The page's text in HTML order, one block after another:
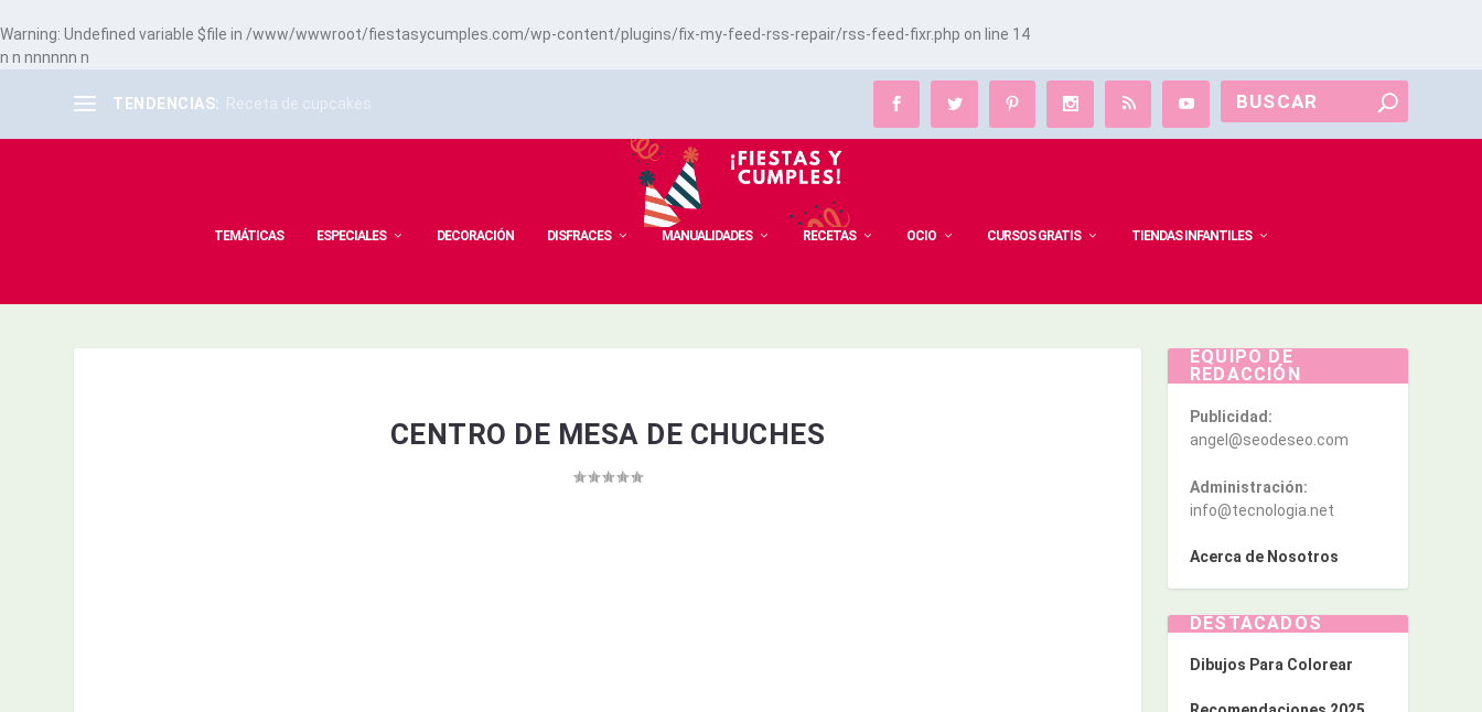
Warning: Undefined variable $file in /www/wwwroot/fiestasycumples.com/wp-content/plugins/fix-my-feed-rss-repair/rss-feed-fixr.php on line 14
n n nnnnnn n
TENDENCIAS: Receta de cupcakes
TEMÁTICAS ESPECIALES DECORACIÓN DISFRACES MANUALIDADES RECETAS OCIO CURSOS GRATIS TIENDAS INFANTILES
CENTRO DE MESA DE CHUCHES
EQUIPO DE
REDACCIÓN
Publicidad:
angel@seodeseo.com
Administración:
info@tecnologia.net
Acerca de Nosotros
DESTACADOS
Dibujos Para Colorear